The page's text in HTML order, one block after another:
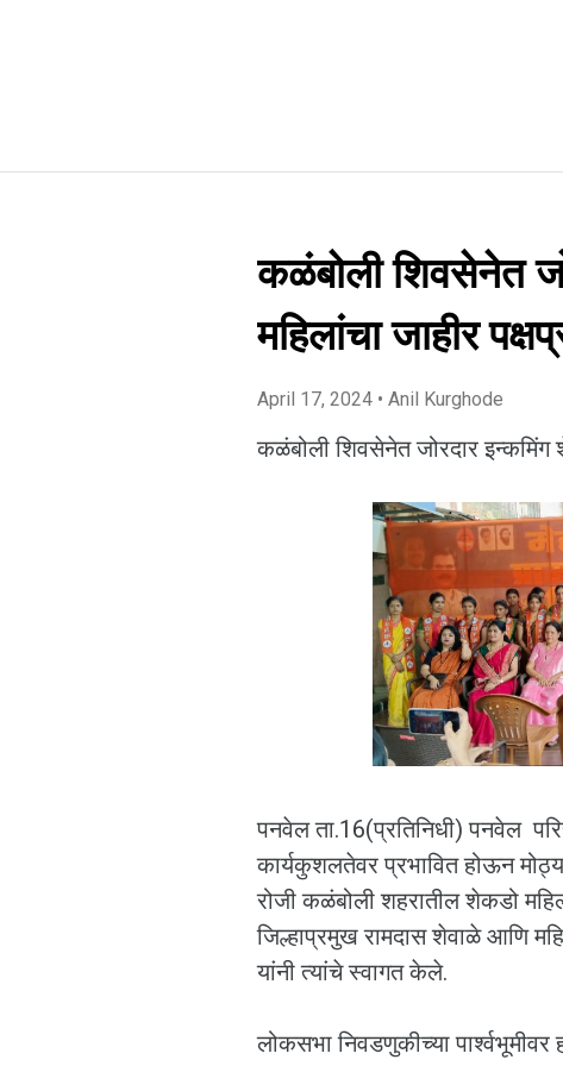
कळंबोली शिवसेनेत
महिलांचा जाहीर
April 17, 2024 • Anil Kurghode
कळंबोली शिवसेनेत जोरदार इन्कमिंग
पनवेल ता.16(प्रतिनिधी) पनवेल
कार्यकुशलतेवर प्रभावित होऊन
रोजी कळंबोली शहरातील शेकडो
जिल्हाप्रमुख रामदास शेवाळे आणि
यांनी त्यांचे स्वागत केले.
लोकसभा निवडणुकीच्या पार्श्वभूमीवर